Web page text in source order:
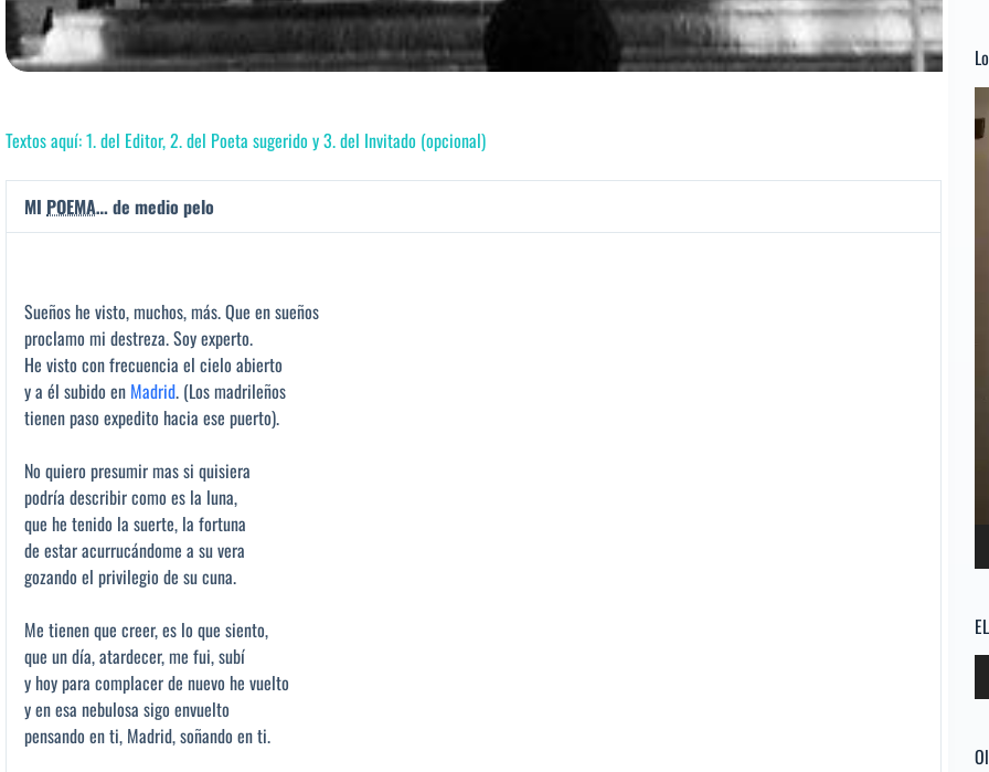
Textos aquí: 1. del Editor, 2. del Poeta sugerido y 3. del Invitado (opcional)
MI POEMA… de medio pelo
Sueños he visto, muchos, más. Que en sueños
proclamo mi destreza. Soy experto.
He visto con frecuencia el cielo abierto
y a él subido en Madrid. (Los madrileños
tienen paso expedito hacia ese puerto).
No quiero presumir mas si quisiera
podría describir como es la luna,
que he tenido la suerte, la fortuna
de estar acurrucándome a su vera
gozando el privilegio de su cuna.
Me tienen que creer, es lo que siento,
que un día, atardecer, me fui, subí
y hoy para complacer de nuevo he vuelto
y en esa nebulosa sigo envuelto
pensando en ti, Madrid, soñando en ti.
de
de